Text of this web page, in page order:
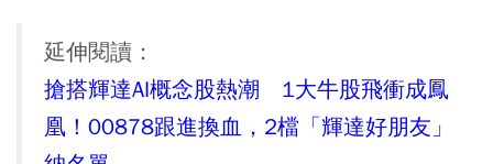
延伸閱讀：
搶搭輝達AI概念股熱潮 1大牛股飛衝成鳳
凰！00878跟進換血，2檔「輝達好朋友」